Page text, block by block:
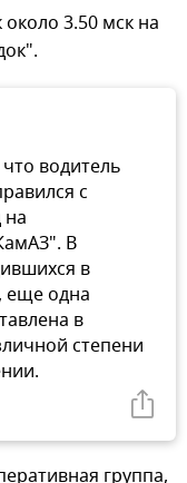
3.50 мск на
водитель
с
В
в
еще одна
в
степени
группа,